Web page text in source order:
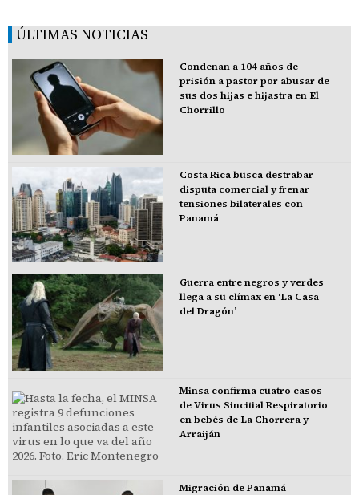
ÚLTIMAS NOTICIAS
Condenan a 104 años de
prisión a pastor por abusar de
sus dos hijas e hijastra en El
Chorrillo
Costa Rica busca destrabar
disputa comercial y frenar
tensiones bilaterales con
Panamá
Guerra entre negros y verdes
llega a su clímax en ‘La Casa
del Dragón’
Minsa confirma cuatro casos
de Virus Sincitial Respiratorio
en bebés de La Chorrera y
Arraiján
Migración de Panamá